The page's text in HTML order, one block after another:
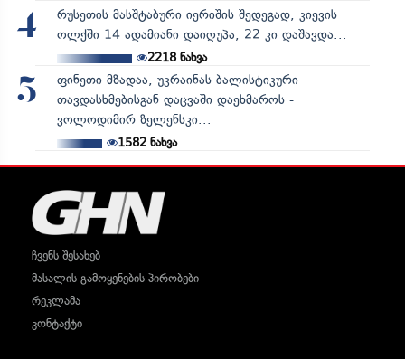
4
რუსეთის მასშტაბური იერიშის შედეგად, კიევის
ოლქში 14 ადამიანი დაიღუპა, 22 კი დაშავდა...
2218ნახვა
5
ფინეთი მზადაა, უკრაინას ბალისტიკური
თავდასხმებისგან დაცვაში დაეხმაროს -
ვოლოდიმირ ზელენსკი...
1582ნახვა
ჩვენს შესახებ
მასალის გამოყენების პირობები
რეკლამა
კონტაქტი